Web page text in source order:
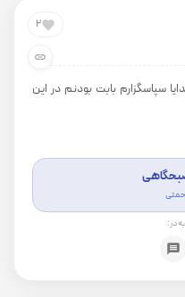
2
سپاسگزارم بابت بودنم در این
در: